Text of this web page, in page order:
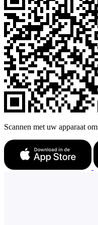
Scannen met uw apparaat